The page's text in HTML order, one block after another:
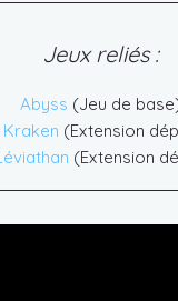
Jeux reliés :
Abyss (Jeu de
(Extension
(Extension